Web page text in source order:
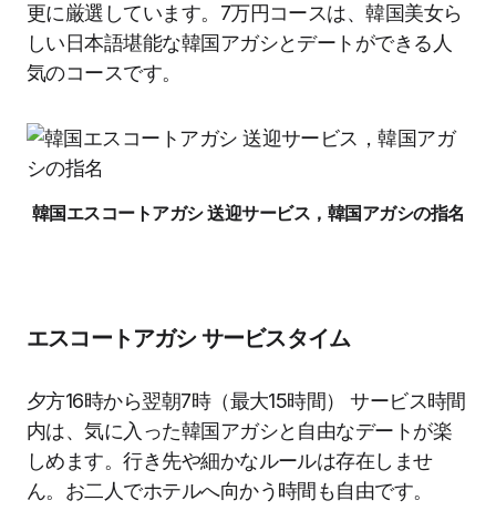
更に厳選しています。7万円コースは、韓国美女ら
しい日本語堪能な韓国アガシとデートができる人
気のコースです。
韓国エスコートアガシ 送迎サービス，韓国アガシの指名
エスコートアガシ サービスタイム
夕方16時から翌朝7時（最大15時間） サービス時間
内は、気に入った韓国アガシと自由なデートが楽
しめます。行き先や細かなルールは存在しませ
ん。お二人でホテルへ向かう時間も自由です。